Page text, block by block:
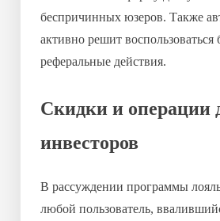
беспричинных юзеров. Также
активно решит
реферальные действия.
Скидки и операции
инвесторов
В рассуждении программы
любой пользователь,